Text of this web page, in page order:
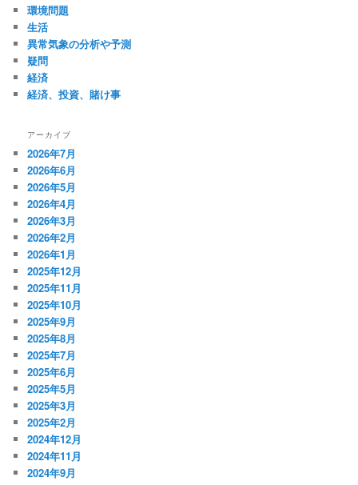
環境問題
生活
異常気象の分析や予測
疑問
経済
経済、投資、賭け事
アーカイブ
2026年7月
2026年6月
2026年5月
2026年4月
2026年3月
2026年2月
2026年1月
2025年12月
2025年11月
2025年10月
2025年9月
2025年8月
2025年7月
2025年6月
2025年5月
2025年3月
2025年2月
2024年12月
2024年11月
2024年9月